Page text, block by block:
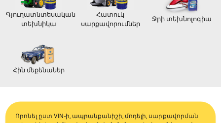
Գյուղատնտեսական
տեխնիկա
Հատուկ
սարքավորումներ
Ջրի տեխնոլոգիա
Հին մեքենաներ
Որոնել ըստ VIN-ի, ապրանքանիշի, մոդելի, սարքավորման